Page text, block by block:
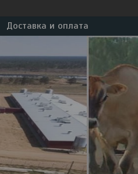
Доставка и оплата